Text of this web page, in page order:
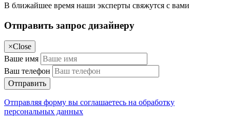
В ближайшее время наши эксперты свяжутся с вами
Отправить запрос дизайнеру
×Close
Ваше имя
Ваш телефон
Отправить
Отправляя форму вы соглашаетесь на обработку
персональных данных